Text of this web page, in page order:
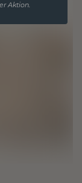
Aktion.